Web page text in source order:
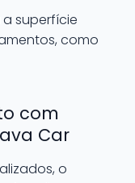
a superfície
como
com
Car
o